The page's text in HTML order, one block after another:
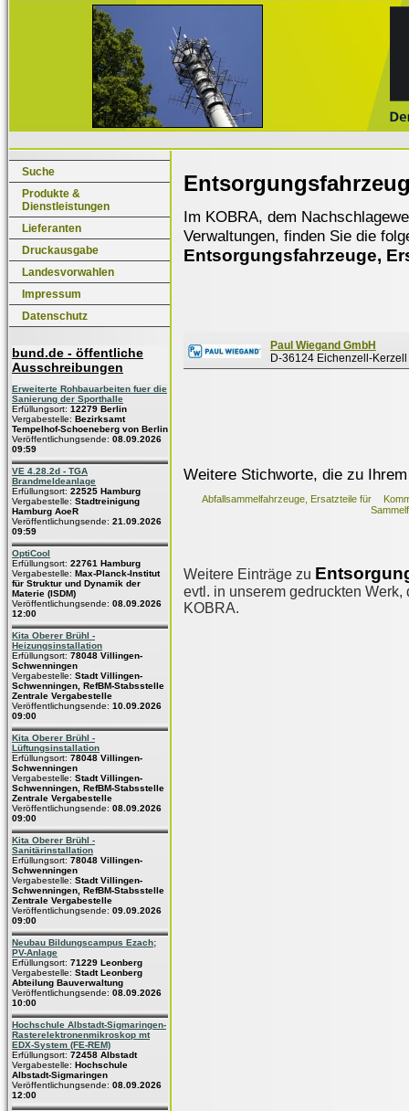
Suche
Produkte &
Dienstleistungen
Lieferanten
Druckausgabe
Landesvorwahlen
Impressum
Datenschutz
bund.de - öffentliche
Ausschreibungen
Erweiterte Rohbauarbeiten fuer die
Sanierung der Sporthalle
Erfüllungsort: 12279 Berlin
Vergabestelle: Bezirksamt
Tempelhof-Schoeneberg von Berlin
Veröffentlichungsende: 08.09.2026
09:59
VE 4.28.2d - TGA
Brandmeldeanlage
Erfüllungsort: 22525 Hamburg
Vergabestelle: Stadtreinigung
Hamburg AoeR
Veröffentlichungsende: 21.09.2026
09:59
OptiCool
Erfüllungsort: 22761 Hamburg
Vergabestelle: Max-Planck-Institut
für Struktur und Dynamik der
Materie (ISDM)
Veröffentlichungsende: 08.09.2026
12:00
Kita Oberer Brühl -
Heizungsinstallation
Erfüllungsort: 78048 Villingen-
Schwenningen
Vergabestelle: Stadt Villingen-
Schwenningen, RefBM-Stabsstelle
Zentrale Vergabestelle
Veröffentlichungsende: 10.09.2026
09:00
Kita Oberer Brühl -
Lüftungsinstallation
Erfüllungsort: 78048 Villingen-
Schwenningen
Vergabestelle: Stadt Villingen-
Schwenningen, RefBM-Stabsstelle
Zentrale Vergabestelle
Veröffentlichungsende: 08.09.2026
09:00
Kita Oberer Brühl -
Sanitärinstallation
Erfüllungsort: 78048 Villingen-
Schwenningen
Vergabestelle: Stadt Villingen-
Schwenningen, RefBM-Stabsstelle
Zentrale Vergabestelle
Veröffentlichungsende: 09.09.2026
09:00
Neubau Bildungscampus Ezach;
PV-Anlage
Erfüllungsort: 71229 Leonberg
Vergabestelle: Stadt Leonberg
Abteilung Bauverwaltung
Veröffentlichungsende: 08.09.2026
10:00
Hochschule Albstadt-Sigmaringen-
Rasterelektronenmikroskop mt
EDX-System (FE-REM)
Erfüllungsort: 72458 Albstadt
Vergabestelle: Hochschule
Albstadt-Sigmaringen
Veröffentlichungsende: 08.09.2026
12:00
Im KOBRA, dem
Verwaltungen, finden Sie die
Entsorgungsfahrzeuge,
Paul Wiegand GmbH
D-36124 Eichenzell-Kerzell
Weitere Stichworte, die zu
Abfallsammelfahrzeuge, Ersatzteile für
Weitere Einträge zu
evtl. in unserem gedruckten
KOBRA.